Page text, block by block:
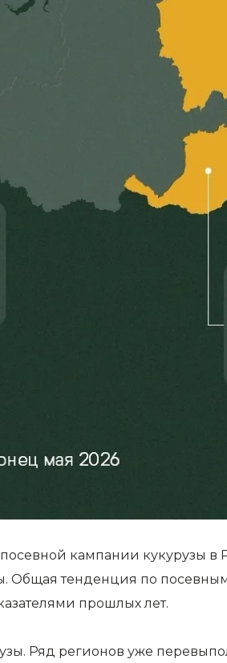
кампании кукурузы в
тенденция по
прошлых лет.
Ряд регионов уже